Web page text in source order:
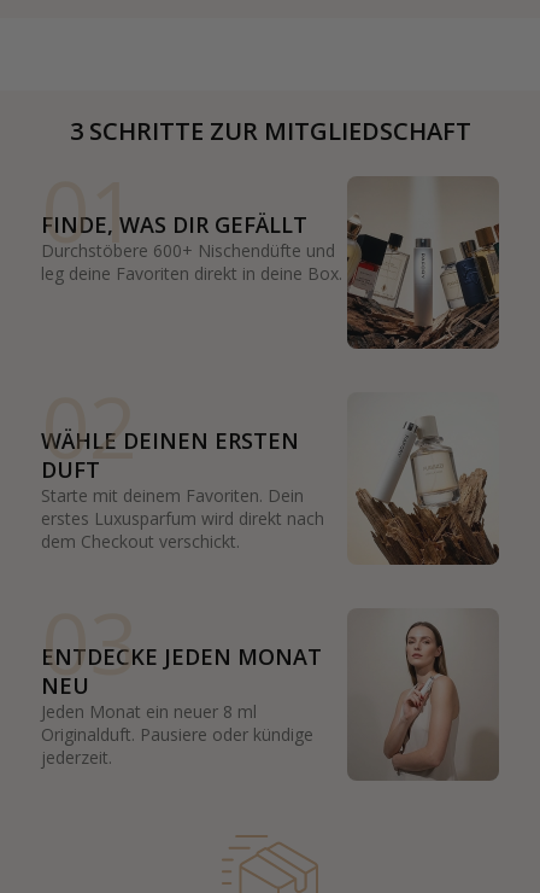
3 SCHRITTE ZUR MITGLIEDSCHAFT
01
FINDE, WAS DIR GEFÄLLT
Durchstöbere 600+ Nischendüfte und
leg deine Favoriten direkt in deine Box.
02
WÄHLE DEINEN ERSTEN
DUFT
Starte mit deinem Favoriten. Dein
erstes Luxusparfum wird direkt nach
dem Checkout verschickt.
03
ENTDECKE JEDEN MONAT
NEU
Jeden Monat ein neuer 8 ml
Originalduft. Pausiere oder kündige
jederzeit.